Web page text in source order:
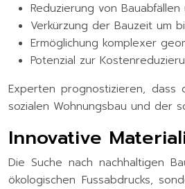
Reduzierung von
Verkürzung der Bauzeit um
Ermöglichung komplexer
Potenzial zur
Experten prognostizieren, dass
sozialen Wohnungsbau und der
Innovative
Die Suche nach nachhaltigen
ökologischen Fussabdrucks,